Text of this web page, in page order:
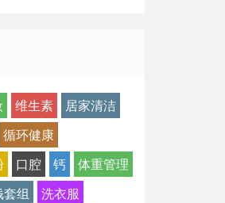
维生素
居家清洁
循环健康
口腔 钙
体重管理
组
洗衣服